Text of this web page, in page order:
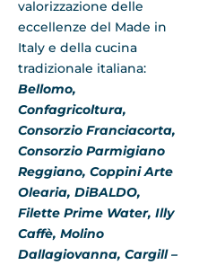
valorizzazione delle
eccellenze del Made in
Italy e della cucina
tradizionale italiana:
Bellomo,
Confagricoltura,
Consorzio Franciacorta,
Consorzio Parmigiano
Reggiano, Coppini Arte
Olearia, DiBALDO,
Filette Prime Water, Illy
Caffè, Molino
Dallagiovanna, Cargill –